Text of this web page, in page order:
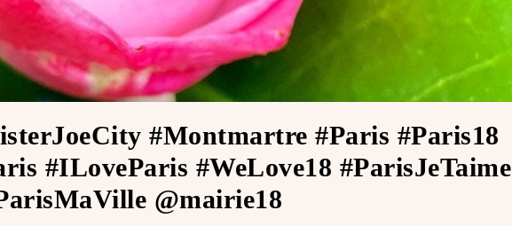
#Montmartre #Paris #Paris18
#ILoveParis #WeLove18 #ParisJeTaime
@mairie18